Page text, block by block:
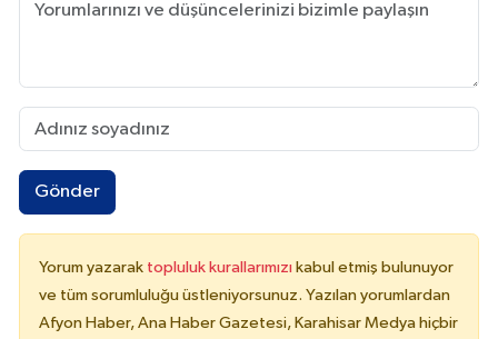
Gönder
Yorum yazarak topluluk kurallarımızı kabul etmiş bulunuyor
ve tüm sorumluluğu üstleniyorsunuz. Yazılan yorumlardan
Afyon Haber, Ana Haber Gazetesi, Karahisar Medya hiçbir